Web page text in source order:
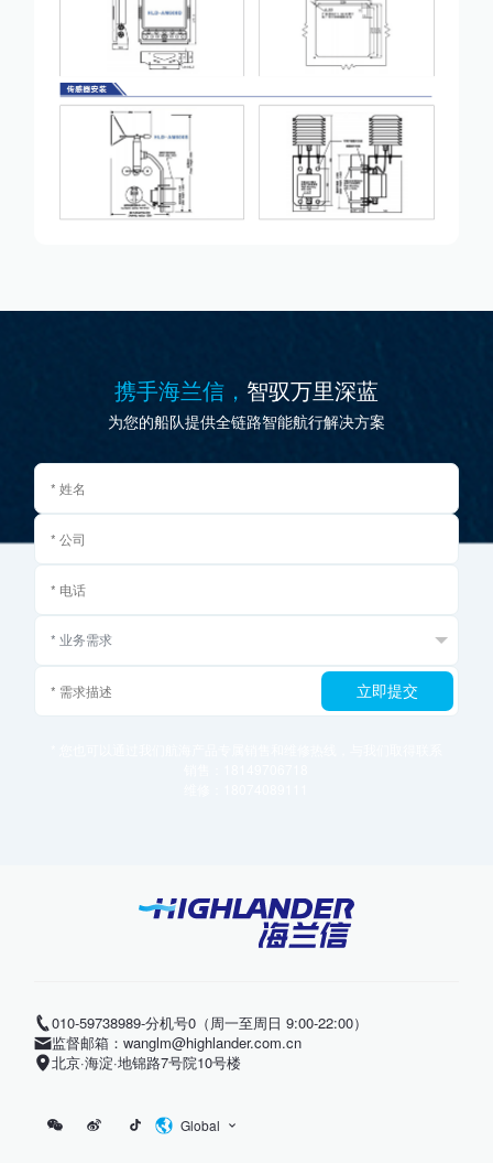
携手海兰信， 智驭万里深蓝
为您的船队提供全链路智能航行解决方案
立即提交
010-59738989-分机号0（周一至周日 9:00-22:00）
监督邮箱：wanglm@highlander.com.cn
北京·海淀·地锦路7号院10号楼
Global